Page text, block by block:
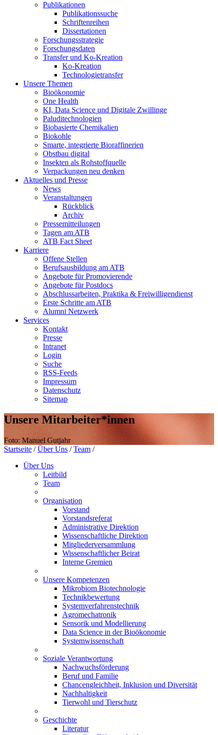
Publikationen
Publikationssuche
Schriftenreihen
Dissertationen
Forschungsstrategie
Forschungsdaten
Transfer und Ko-Kreation
Ko-Kreation
Technologietransfer
Unsere Themen
Bioökonomie
One Health
KI, Data Science und Digitale Zwillinge
Paluditechnologien
Biobasierte Chemikalien
Biokohle
Smarte, integrierte Bioraffinerien
Obstbau digital
Insekten als Rohstoffquelle
Verpackungen neu denken
Aktuelles und Presse
News
Veranstaltungen
Rückblick
Archiv
Pressemitteilungen
Tagen am ATB
ATB Fact Sheet
Karriere
Offene Stellen
Berufsausbildung am ATB
Angebote für Promovierende
Angebote für Postdocs
Abschlussarbeiten, Praktika & Freiwilligendienst
Erste Schritte am ATB
Alumni Netzwerk
Services
Kontakt
Presse
Intranet
Login
Suche
RSS-Feeds
Impressum
Datenschutz
Sitemap
Unsere Mitarbeiter*innen
Foto: Manuel Gutjahr
Startseite / Über Uns / Team /
Über Uns
Leitbild
Team
Organisation
Vorstand
Vorstandsreferat
Administrative Direktion
Wissenschaftliche Direktion
Mitgliederversammlung
Wissenschaftlicher Beirat
Interne Gremien
Unsere Kompetenzen
Mikrobiom Biotechnologie
Technikbewertung
Systemverfahrenstechnik
Agromechatronik
Sensorik und Modellierung
Data Science in der Bioökonomie
Systemwissenschaft
Soziale Verantwortung
Nachwuchsförderung
Beruf und Familie
Chancengleichheit, Inklusion und Diversität
Nachhaltigkeit
Tierwohl und Tierschutz
Geschichte
Literatur